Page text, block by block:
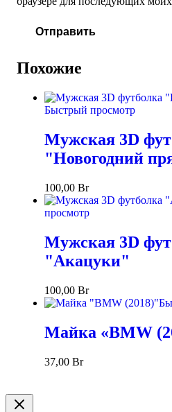
Похожие
Быстрый просмотр
Мужская 3D
"Новогодний
100,00 Br
просмотр
Мужская 3D
"Акацуки"
100,00 Br
Майка «BMW
37,00 Br